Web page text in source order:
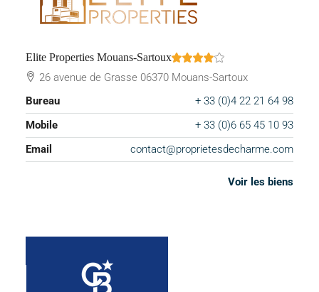
Elite Properties Mouans-Sartoux
26 avenue de Grasse 06370 Mouans-Sartoux
Bureau
+ 33 (0)4 22 21 64 98
Mobile
+ 33 (0)6 65 45 10 93
Email
contact@proprietesdecharme.com
Voir les biens